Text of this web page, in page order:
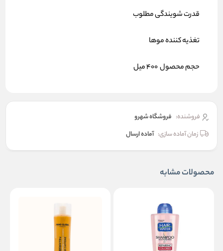
قدرت شویندگی مطلوب
تغذیه کننده موها
حجم محصول 400 میل
فروشنده: فروشگاه شهرو
زمان آماده سازی: آماده ارسال
محصولات مشابه